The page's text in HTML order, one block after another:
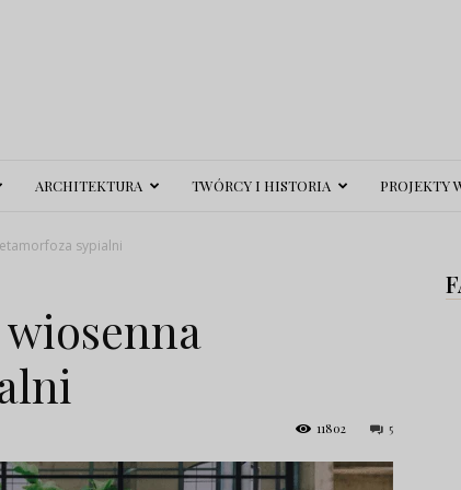
ARCHITEKTURA TWÓRCY I HISTORIA PROJEKTY
sypialni
5
11802